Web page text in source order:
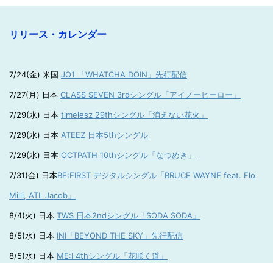
リリース・カレンダー
7/24(金) 米国 JO1 「WHATCHA DOIN」先行配信
7/27(月) 日本 CLASS SEVEN 3rdシングル「アイノーヒーロー」
7/29(水) 日本 timelesz 29thシングル「消えない花火」
7/29(水) 日本 ATEEZ 日本5thシングル
7/29(水) 日本 OCTPATH 10thシングル「なつめき」
7/31(金) 日本BE:FIRST デジタルシングル「BRUCE WAYNE feat. Flo
Milli, ATL Jacob」
8/4(火) 日本 TWS 日本2ndシングル「SODA SODA」
8/5(水) 日本 INI「BEYOND THE SKY」先行配信
8/5(水) 日本 ME:I 4thシングル「花咲く道」